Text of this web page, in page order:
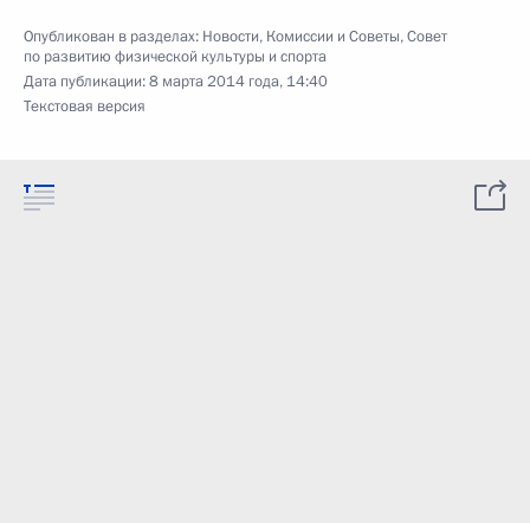
Опубликован в разделах: Новости, Комиссии и Советы,Совет
по развитию физической культуры и спорта
Дата публикации:8 марта 2014 года, 14:40
Текстовая версия